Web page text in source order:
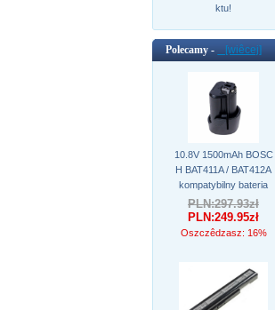
ktu!
Polecamy - [wiêcej]
10.8V 1500mAh BOSC
H BAT411A / BAT412A
kompatybilny bateria
PLN:297.93zł
PLN:249.95zł
Oszczêdzasz: 16%